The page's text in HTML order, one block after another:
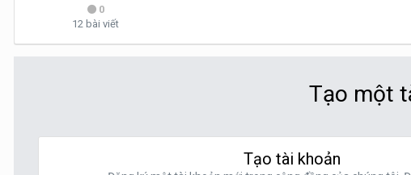
0
12 bài viết
Tạo một
Tạo tài khoản